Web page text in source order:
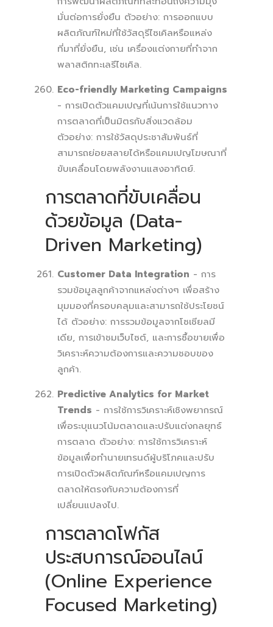
มั่นต่อการยั่งยืน ตัวอย่าง: การออกแบบ
ผลิตภัณฑ์ใหม่ที่ใช้วัสดุรีไซเคิลหรือแหล่ง
ที่มาที่ยั่งยืน, เช่น เครื่องแต่งกายที่ทำจาก
พลาสติกทะเลรีไซเคิล.
Eco-friendly Marketing Campaigns
- การเปิดตัวแคมเปญที่เน้นการใช้แนวทาง
การตลาดที่เป็นมิตรกับสิ่งแวดล้อม
ตัวอย่าง: การใช้วัสดุประชาสัมพันธ์ที่
สามารถย่อยสลายได้หรือแคมเปญโฆษณาที่
ขับเคลื่อนโดยพลังงานแสงอาทิตย์.
การตลาดที่ขับเคลื่อน
ด้วยข้อมูล (Data-
Driven Marketing)
Customer Data Integration - การ
รวมข้อมูลลูกค้าจากแหล่งต่างๆ เพื่อสร้าง
มุมมองที่ครอบคลุมและสามารถใช้ประโยชน์
ได้ ตัวอย่าง: การรวมข้อมูลจากโซเชียลมี
เดีย, การเข้าชมเว็บไซต์, และการซื้อขายเพื่อ
วิเคราะห์ความต้องการและความชอบของ
ลูกค้า.
Predictive Analytics for Market
Trends - การใช้การวิเคราะห์เชิงพยากรณ์
เพื่อระบุแนวโน้มตลาดและปรับแต่งกลยุทธ์
การตลาด ตัวอย่าง: การใช้การวิเคราะห์
ข้อมูลเพื่อทำนายเทรนด์ผู้บริโภคและปรับ
การเปิดตัวผลิตภัณฑ์หรือแคมเปญการ
ตลาดให้ตรงกับความต้องการที่
เปลี่ยนแปลงไป.
การตลาดโฟกัส
ประสบการณ์ออนไลน์
(Online Experience
Focused Marketing)